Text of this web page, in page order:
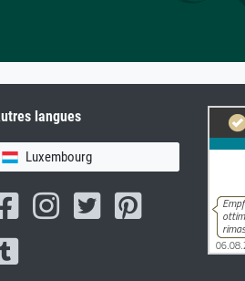
langues
Luxembourg